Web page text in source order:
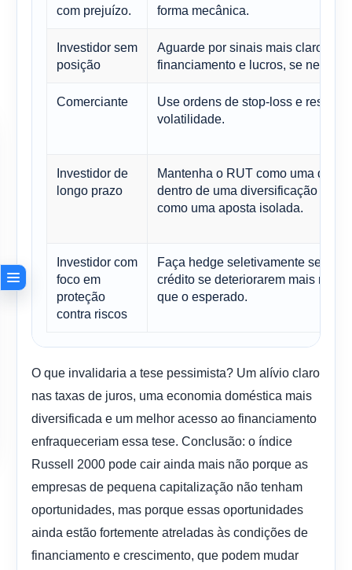
com prejuízo.
forma mecânica.
Investidor sem
posição
Aguarde por sinais mais claros
financiamento e lucros, se
Comerciante
Use ordens de stop-loss e
volatilidade.
Investidor de
longo prazo
Mantenha o RUT como uma das
dentro de uma diversificação mais
como uma aposta isolada.
Investidor com
foco em
proteção
contra riscos
Faça hedge seletivamente se as
crédito se deteriorarem mais
que o esperado.
O que invalidaria a tese pessimista? Um alívio claro
nas taxas de juros, uma economia doméstica mais
diversificada e um melhor acesso ao financiamento
enfraqueceriam essa tese. Conclusão: o índice
Russell 2000 pode cair ainda mais não porque as
empresas de pequena capitalização não tenham
oportunidades, mas porque essas oportunidades
ainda estão fortemente atreladas às condições de
financiamento e crescimento, que podem mudar